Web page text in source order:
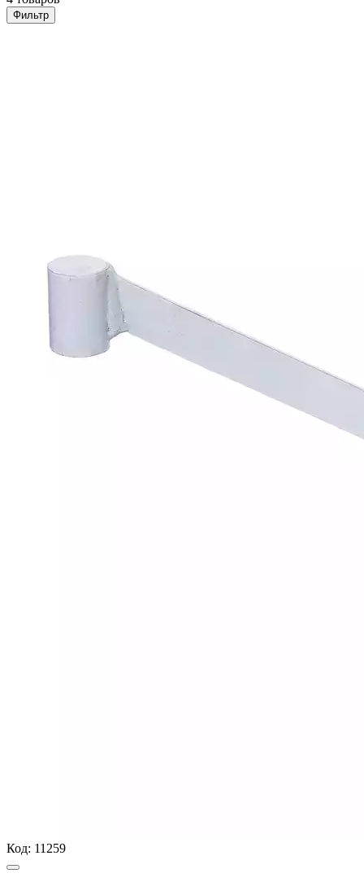
Фильтр
Код: 11259